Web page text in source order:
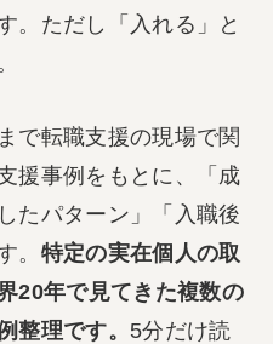
。ただし「入れる」と
で転職支援の現場で関
援事例をもとに、「成
たパターン」「入職後
。 特定の実在個人の取
20年で見てきた複数の
整理です。 5分だけ読